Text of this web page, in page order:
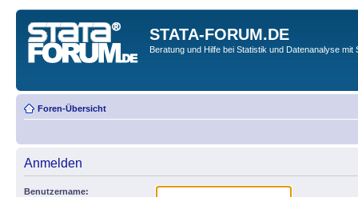
STATA-FORUM.DE
Beratung und Hilfe bei Statistik und Datenanalyse mit
Foren-Übersicht
Anmelden
Benutzername: